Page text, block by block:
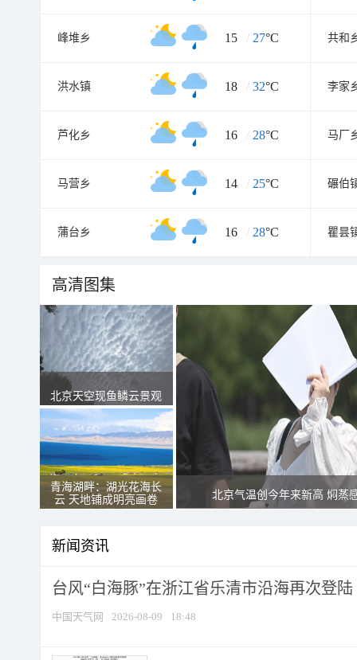
峰堆乡 15 / 27°C 共和
洪水镇 18 / 32°C 李家
芦化乡 16 / 28°C 马厂
马营乡 14 / 25°C 碾伯
蒲台乡 16 / 28°C 瞿昙
高清图集
北京天空现鱼鳞云景观
青海湖畔：湖光花海长
云 天地铺成明亮画卷
北京气温创今年来新高 焖蒸
新闻资讯
台风“白海豚”在浙江省乐清市沿海再次登陆
中国天气网 2026-08-09 18:48